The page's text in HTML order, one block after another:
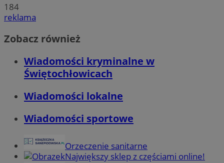
184
reklama
Zobacz również
Wiadomości kryminalne w
Świętochłowicach
Wiadomości lokalne
Wiadomości sportowe
Orzeczenie sanitarne
Największy sklep z częściami online!